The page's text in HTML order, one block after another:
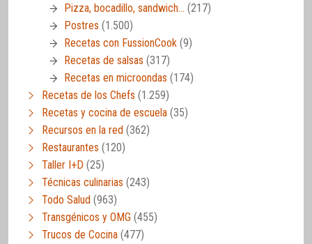
Pizza, bocadillo, sandwich… (217)
Postres (1.500)
Recetas con FussionCook (9)
Recetas de salsas (317)
Recetas en microondas (174)
Recetas de los Chefs (1.259)
Recetas y cocina de escuela (35)
Recursos en la red (362)
Restaurantes (120)
Taller I+D (25)
Técnicas culinarias (243)
Todo Salud (963)
Transgénicos y OMG (455)
Trucos de Cocina (477)